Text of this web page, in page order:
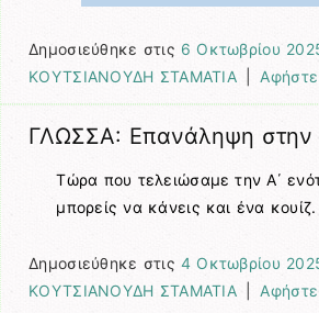
Δημοσιεύθηκε στις 6 Οκτωβρίου
ΚΟΥΤΣΙΑΝΟΥΔΗ ΣΤΑΜΑΤΙΑ
ΓΛΩΣΣΑ: Επανάληψη στην
Τώρα που τελειώσαμε την Α΄
μπορείς να κάνεις και ένα
Δημοσιεύθηκε στις 4 Οκτωβρίου
ΚΟΥΤΣΙΑΝΟΥΔΗ ΣΤΑΜΑΤΙΑ